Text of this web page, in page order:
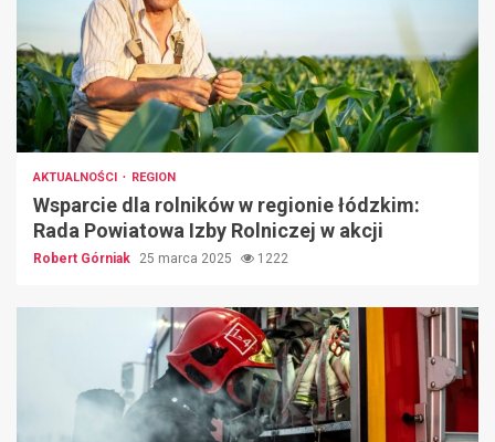
AKTUALNOŚCI REGION
Wsparcie dla rolników w regionie łódzkim:
Rada Powiatowa Izby Rolniczej w akcji
Robert Górniak 25 marca 2025 1222